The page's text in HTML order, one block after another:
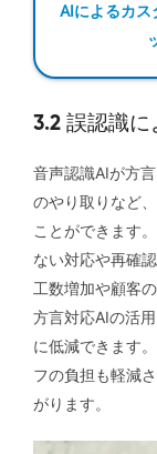
AIによるカス
3.2 誤認識
音声認識AIが方
のやり取りなど
ことができます
ない対応や再確
工数増加や顧客
方言対応AIの活
に低減できます
フの負担も軽減
がります。